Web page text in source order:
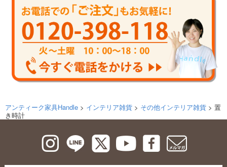
アンティーク家具Handle > インテリア雑貨 > その他インテリア雑貨 > 置
き時計